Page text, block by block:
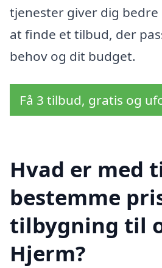
tjenester giver dig
at finde et tilbud, der
behov og dit budget.
Få 3 tilbud, gratis og
Hvad er med
bestemme
tilbygning til
Hjerm?